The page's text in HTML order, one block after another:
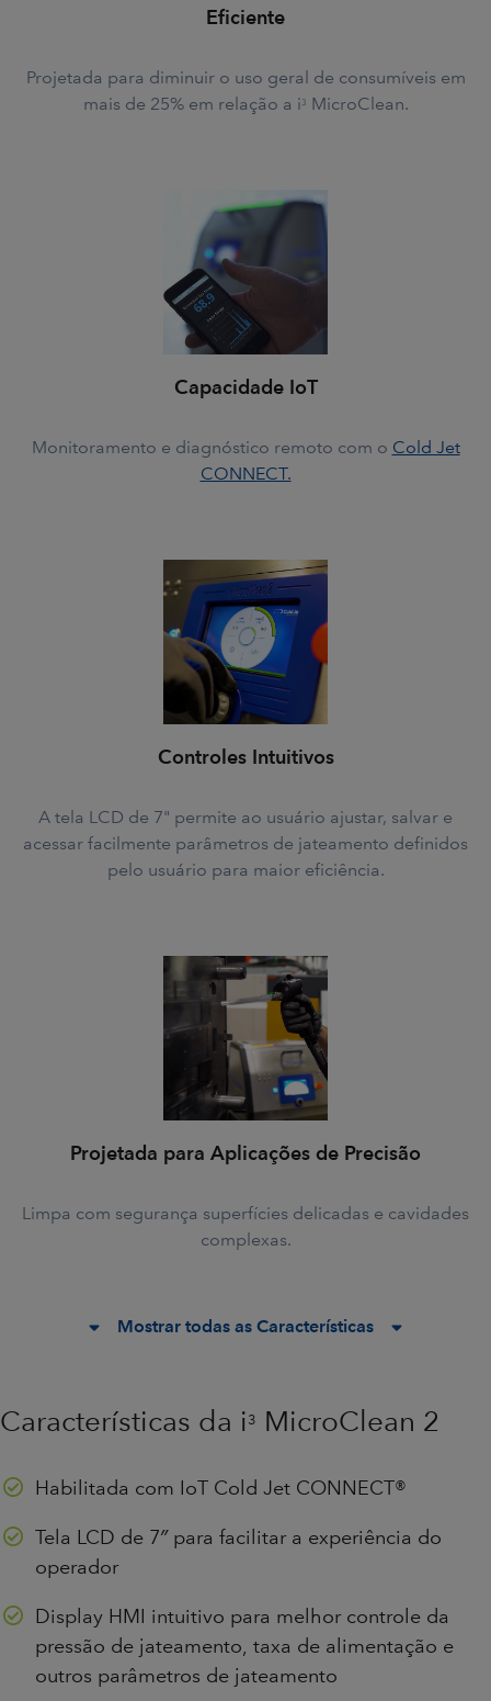
Eficiente
Projetada para diminuir o uso geral de consumíveis em
mais de 25% em relação a i 3 MicroClean.
Capacidade IoT
Monitoramento e diagnóstico remoto com o Cold Jet
CONNECT.
Controles Intuitivos
A tela LCD de 7" permite ao usuário ajustar, salvar e
acessar facilmente parâmetros de jateamento definidos
pelo usuário para maior eficiência.
Projetada para Aplicações de Precisão
Limpa com segurança superfícies delicadas e cavidades
complexas.
Mostrar todas as Características
Características da i3 MicroClean 2
Habilitada com IoT Cold Jet CONNECT®
Tela LCD de 7″ para facilitar a experiência do
operador
Display HMI intuitivo para melhor controle da
pressão de jateamento, taxa de alimentação e
outros parâmetros de jateamento